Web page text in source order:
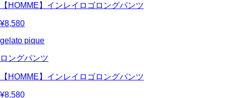
【HOMME】インレイロゴロングパンツ
¥8,580
gelato pique
ロングパンツ
【HOMME】インレイロゴロングパンツ
¥8,580